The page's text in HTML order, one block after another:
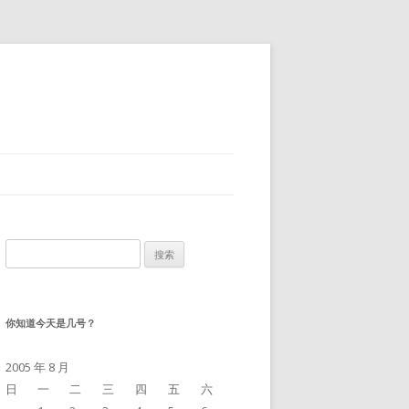
索：
你知道今天是几号？
2005 年 8 月
日
一 二 三 四 五
六